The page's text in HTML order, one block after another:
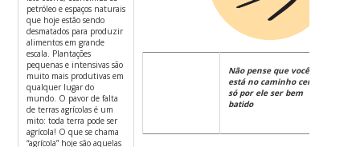
petróleo e espaços naturais
que hoje estão sendo
desmatados para produzir
alimentos em grande
escala. Plantações
pequenas e intensivas são
muito mais produtivas em
qualquer lugar do
mundo. O pavor de falta
de terras agrícolas é um
mito: toda terra pode ser
agrícola! O que se chama
“agrícola” hoje são aquelas
Não pense que você
está no caminho certo
só por ele ser bem
batido